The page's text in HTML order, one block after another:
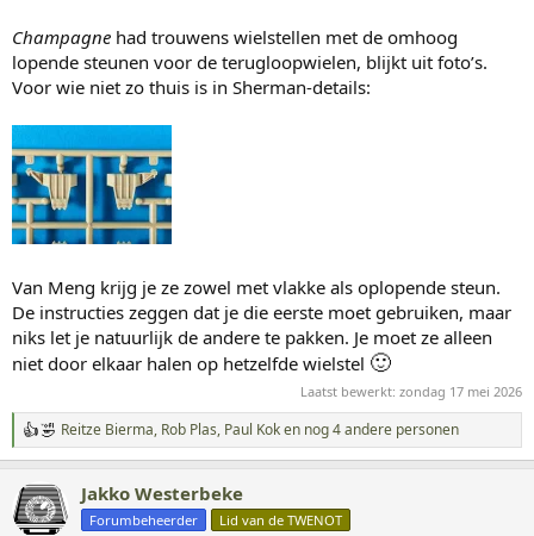
Champagne had trouwens wielstellen met de omhoog
lopende steunen voor de terugloopwielen, blijkt uit foto’s.
Voor wie niet zo thuis is in Sherman-details:
Van Meng krijg je ze zowel met vlakke als oplopende steun.
De instructies zeggen dat je die eerste moet gebruiken, maar
niks let je natuurlijk de andere te pakken. Je moet ze alleen
niet door elkaar halen op hetzelfde wielstel 🙂
Laatst bewerkt: zondag 17 mei 2026
W
a
r
d
Reitze Bierma, Rob Plas, Paul Koken nog 4 andere personen
Jakko Westerbeke
Forumbeheerder Lid van de TWENOT